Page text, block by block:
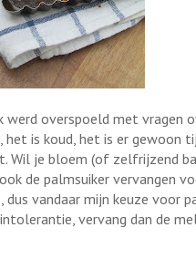
overspoeld met vragen
is koud, het is er gewoon
Wil je bloem (of zelfrijzend
de palmsuiker vervangen
vandaar mijn keuze voor
vervang dan de